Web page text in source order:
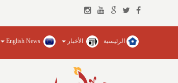
الرئيسية الأخبار English News